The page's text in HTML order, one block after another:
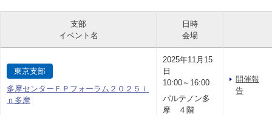
支部
イベント名
日時
会場
東京支部
多摩センターＦＰフォーラム２０２５ｉ
ｎ多摩
2025年11月15
日
10:00～16:00
パルテノン多
摩 ４階
開催報
告